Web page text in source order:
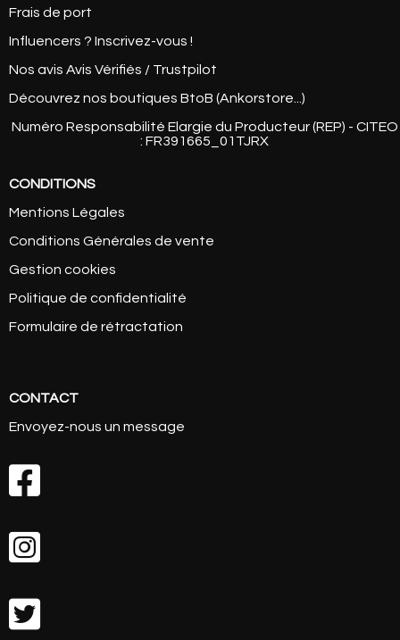
Frais de port
Influencers ? Inscrivez-vous !
Nos avis Avis Vérifiés / Trustpilot
Découvrez nos boutiques BtoB (Ankorstore...)
Numéro Responsabilité Elargie du Producteur (REP) - CITEO
: FR391665_01TJRX
CONDITIONS
Mentions Légales
Conditions Générales de vente
Gestion cookies
Politique de confidentialité
Formulaire de rétractation
CONTACT
Envoyez-nous un message


